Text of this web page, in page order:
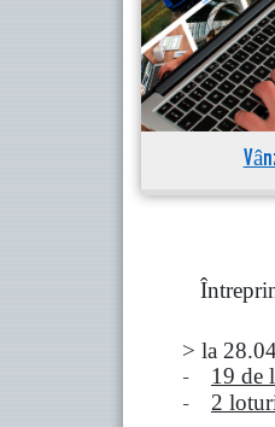
> la
- 19 de
- 2